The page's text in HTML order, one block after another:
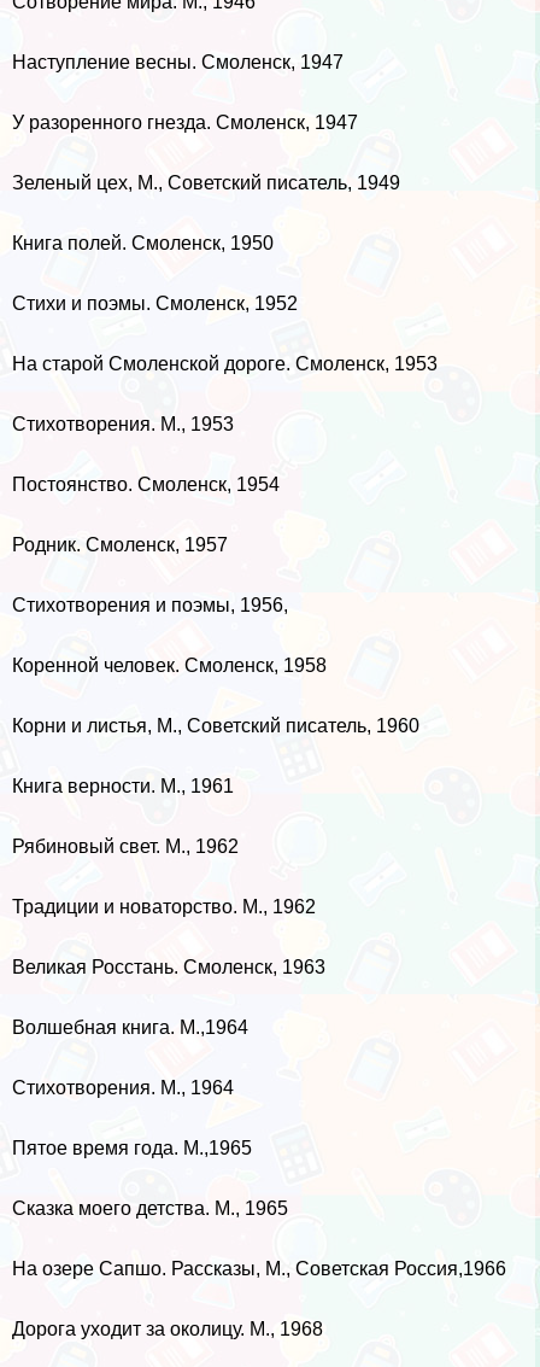
Наступление весны. Смоленск, 1947
У разоренного гнезда. Смоленск, 1947
Зеленый цех, М., Советский писатель, 1949
Книга полей. Смоленск, 1950
Стихи и поэмы. Смоленск, 1952
На старой Смоленской дороге. Смоленск, 1953
Стихотворения. М., 1953
Постоянство. Смоленск, 1954
Родник. Смоленск, 1957
Стихотворения и поэмы, 1956,
Коренной человек. Смоленск, 1958
Корни и листья, М., Советский писатель, 1960
Книга верности. М., 1961
Рябиновый свет. М., 1962
Традиции и новаторство. М., 1962
Великая Росстань. Смоленск, 1963
Волшебная книга. М.,1964
Стихотворения. М., 1964
Пятое время года. М.,1965
Сказка моего детства. М., 1965
На озере Сапшо. Рассказы, М., Советская Россия,1966
Дорога уходит за околицу. М., 1968